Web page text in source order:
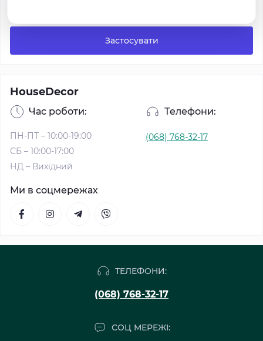
Застосувати
HouseDecor
Час роботи:
ПН-ПТ – 10:00-19:00
СБ – 10:00-17:00
НД – Вихідний
Телефони:
(068) 768-32-17
Ми в соцмережах
ТЕЛЕФОНИ:
(068) 768-32-17
СОЦ МЕРЕЖІ: